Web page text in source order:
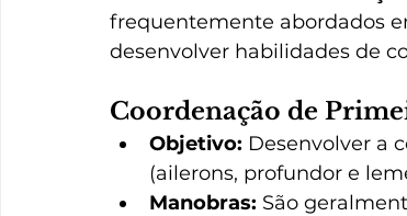
frequentemente abordados
desenvolver habilidades de
Coordenação de
Objetivo: Desenvolver a
(ailerons, profundor e
Manobras: São